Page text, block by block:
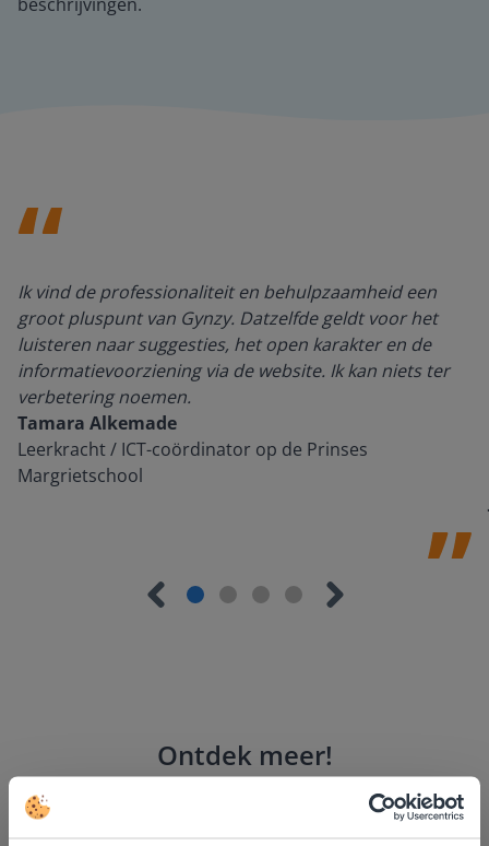
Ik vind de professionaliteit en behulpzaamheid een
groot pluspunt van Gynzy. Datzelfde geldt voor het
luisteren naar suggesties, het open karakter en de
informatievoorziening via de website. Ik kan niets ter
verbetering noemen.
Tamara Alkemade
Leerkracht / ICT-coördinator op de Prinses
Margrietschool
Ontdek meer!
Groep 8, Blok 9, Week 3, Les 11